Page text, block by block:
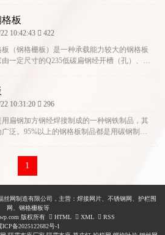
板
10:42:43
422
（钢格栅板）是一种承载能力较大的钢格板
由一定尺寸的Q235低碳扁钢经开槽（孔）、插
10:31:20
296
用扁钢加方钢经焊接制成的一种钢铁制品，其
泛。95%以上的钢格板制品都是用碳钢制作
1
网制造有限公司，主营：焊接网片、不锈钢网、护栏围
网、钢格栅板等
版权所有
HTML XML
RSS
ICP备2025122682号-1